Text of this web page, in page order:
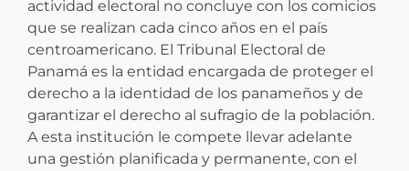
actividad electoral no concluye con los comicios
que se realizan cada cinco años en el país
centroamericano. El Tribunal Electoral de
Panamá es la entidad encargada de proteger el
derecho a la identidad de los panameños y de
garantizar el derecho al sufragio de la población.
A esta institución le compete llevar adelante
una gestión planificada y permanente, con el